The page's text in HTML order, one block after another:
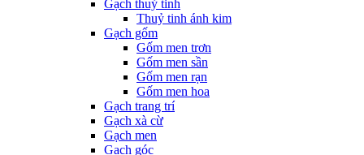
Gạch thuỷ tinh
Thuỷ tinh ánh kim
Gạch gốm
Gốm men trơn
Gốm men sần
Gốm men rạn
Gốm men hoa
Gạch trang trí
Gạch xà cừ
Gạch men
Gạch góc